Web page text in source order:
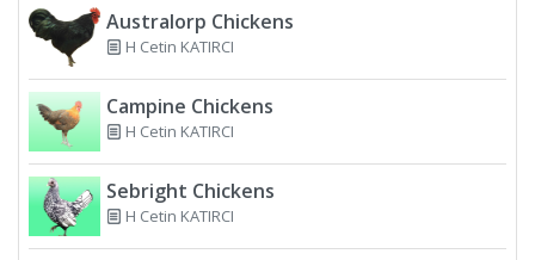
Australorp Chickens
H Cetin KATIRCI
Campine Chickens
H Cetin KATIRCI
Sebright Chickens
H Cetin KATIRCI